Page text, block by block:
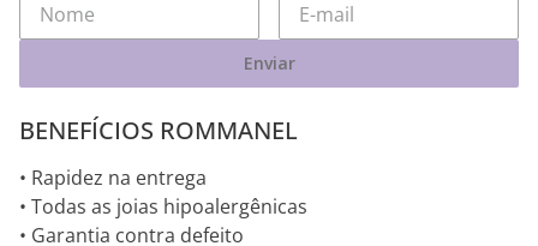
Enviar
BENEFÍCIOS ROMMANEL
• Rapidez na entrega
• Todas as joias hipoalergênicas
• Garantia contra defeito